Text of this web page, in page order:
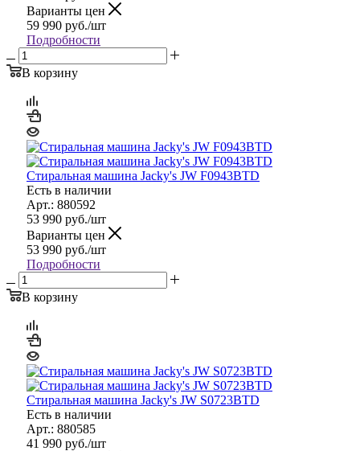
Варианты цен
59 990 руб./шт
Подробности
В корзину
Стиральная машина Jacky's JW F0943BTD
Есть в наличии
Арт.: 880592
53 990 руб./шт
Варианты цен
53 990 руб./шт
Подробности
В корзину
Стиральная машина Jacky's JW S0723BTD
Есть в наличии
Арт.: 880585
41 990 руб./шт